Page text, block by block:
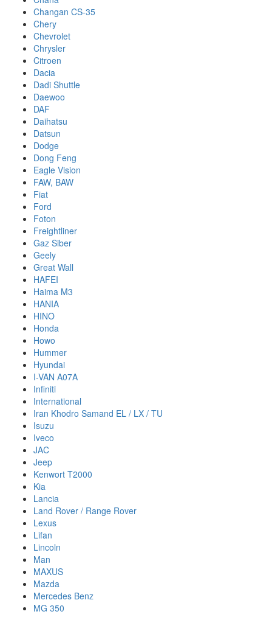
Changan CS-35
Chery
Chevrolet
Chrysler
Citroen
Dacia
Dadi Shuttle
Daewoo
DAF
Daihatsu
Datsun
Dodge
Dong Feng
Eagle Vision
FAW, BAW
Fiat
Ford
Foton
Freightliner
Gaz Siber
Geely
Great Wall
HAFEI
Haima M3
HANIA
HINO
Honda
Howo
Hummer
Hyundai
I-VAN A07A
Infiniti
International
Iran Khodro Samand EL / LX / TU
Isuzu
Iveco
JAC
Jeep
Kenwort T2000
Kia
Lancia
Land Rover / Range Rover
Lexus
Lifan
Lincoln
Man
MAXUS
Mazda
Mercedes Benz
MG 350